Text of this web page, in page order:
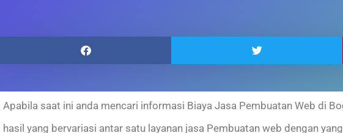
Apabila saat ini anda mencari informasi Biaya Jasa Pembuatan Web di
hasil yang bervariasi antar satu layanan jasa Pembuatan web dengan